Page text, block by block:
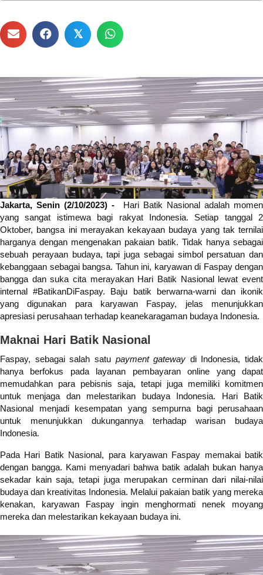
𝕏
Jakarta, Senin (2/10/2023) - Hari Batik Nasional adalah momen
yang sangat istimewa bagi rakyat Indonesia. Setiap tanggal 2
Oktober, bangsa ini merayakan kekayaan budaya yang tak ternilai
harganya dengan mengenakan pakaian batik. Tidak hanya sebagai
sebuah perayaan budaya, tapi juga sebagai simbol persatuan dan
kebanggaan sebagai bangsa. Tahun ini, karyawan di Faspay dengan
bangga dan suka cita merayakan Hari Batik Nasional lewat event
internal #BatikanDiFaspay. Baju batik berwarna-warni dan ikonik
yang digunakan para karyawan Faspay, jelas menunjukkan
apresiasi perusahaan terhadap keanekaragaman budaya Indonesia.
Maknai Hari Batik Nasional
Faspay, sebagai salah satu payment gateway di Indonesia, tidak
hanya berfokus pada layanan pembayaran online yang dapat
memudahkan para pebisnis saja, tetapi juga memiliki komitmen
untuk menjaga dan melestarikan budaya Indonesia. Hari Batik
Nasional menjadi kesempatan yang sempurna bagi perusahaan
untuk menunjukkan dukungannya terhadap warisan budaya
Indonesia.
Pada Hari Batik Nasional, para karyawan Faspay memakai batik
dengan bangga. Kami menyadari bahwa batik adalah bukan hanya
sekadar kain saja, tetapi juga merupakan cerminan dari nilai-nilai
budaya dan kreativitas Indonesia. Melalui pakaian batik yang mereka
kenakan, karyawan Faspay ingin menghormati nenek moyang
mereka dan melestarikan kekayaan budaya ini.